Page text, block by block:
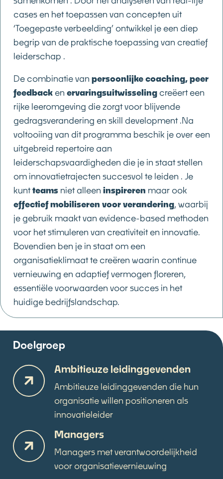
cases en het toepassen van concepten uit
‘Toegepaste verbeelding’ ontwikkel je een diep
begrip van de praktische toepassing van creatief
leiderschap .
De combinatie van persoonlijke coaching, peer
feedbacken ervaringsuitwisselingcreëert een
rijke leeromgeving die zorgt voor blijvende
gedragsverandering en skill development .Na
voltooiing van dit programma beschik je over een
uitgebreid repertoire aan
leiderschapsvaardigheden die je in staat stellen
om innovatietrajecten succesvol te leiden . Je
kuntteams niet alleen inspireren maar ook
effectief mobiliseren voor verandering, waarbij
je gebruik maakt van evidence-based methoden
voor het stimuleren van creativiteit en innovatie.
Bovendien ben je in staat om een
organisatieklimaat te creëren waarin continue
vernieuwing en adaptief vermogen floreren,
essentiële voorwaarden voor succes in het
huidige bedrijfslandschap.
Doelgroep
Ambitieuze leidinggevenden
Ambitieuze leidinggevenden die hun
organisatie willen positioneren als
innovatieleider
Managers
Managers met verantwoordelijkheid
voor organisatievernieuwing